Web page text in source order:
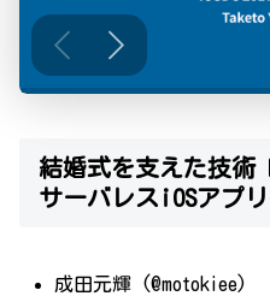
結婚式を支えた技術
サーバレスiOSアプ
成田元輝 (@motokiee)